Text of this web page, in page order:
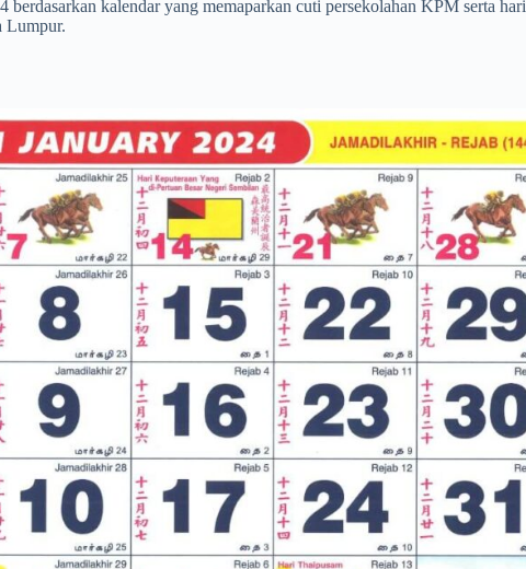
kalendar yang memaparkan cuti persekolahan KPM serta hari
Lumpur.